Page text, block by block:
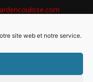
site web et notre service.